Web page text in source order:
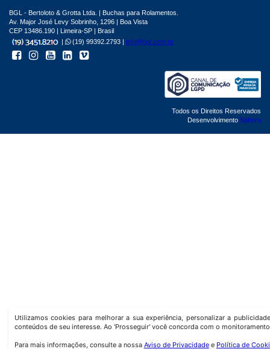
Utilizamos cookies para melhorar a sua experiência, personalizar a
conteúdos de seu interesse. Ao 'Prosseguir' você concorda com o
Para mais informações, consulte a nossa Aviso de Privacidadee Política de
BGL - Bertoloto & Grotta Ltda. | Buchas para Rolamentos.
Av. Major José Levy Sobrinho, 1296 | Boa Vista
CEP 13486.190 | Limeira-SP | Brasil
|
(19) 99392.2793 | info@bgl.com.br
Todos os Direitos Reservados
Desenvolvimento Sphera